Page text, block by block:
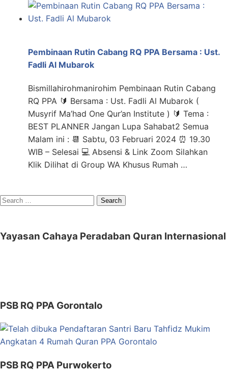
Pembinaan Rutin Cabang RQ PPA Bersama : Ust.
Fadli Al Mubarok
Bismillahirohmanirohim Pembinaan Rutin Cabang
RQ PPA 🔰 Bersama : Ust. Fadli Al Mubarok (
Musyrif Ma’had One Qur’an Institute ) 🔰 Tema :
BEST PLANNER Jangan Lupa Sahabat2 Semua
Malam ini : 📆 Sabtu, 03 Februari 2024 ⏰ 19.30
WIB – Selesai 💻 Absensi & Link Zoom Silahkan
Klik Dilihat di Group WA Khusus Rumah …
Search
Yayasan Cahaya Peradaban Quran Internasional
PSB RQ PPA Gorontalo
PSB RQ PPA Purwokerto